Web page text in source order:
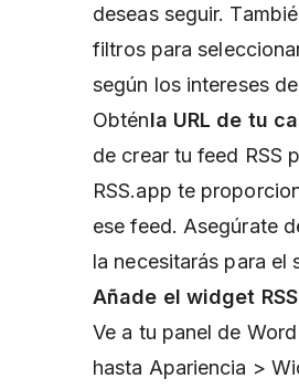
deseas seguir.
filtros para
según los intereses
Obténla URL de tu
de crear tu feed RSS
RSS.app te
ese feed. Asegúrate
la necesitarás para el
Añade el widget
Ve a tu panel de
hasta Apariencia >